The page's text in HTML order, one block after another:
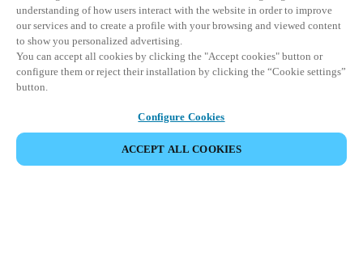
understanding of how users interact with the website in order to improve
our services and to create a profile with your browsing and viewed content
to show you personalized advertising.
You can accept all cookies by clicking the "Accept cookies" button or
configure them or reject their installation by clicking the “Cookie settings”
button.
Configure Cookies
ACCEPT ALL COOKIES